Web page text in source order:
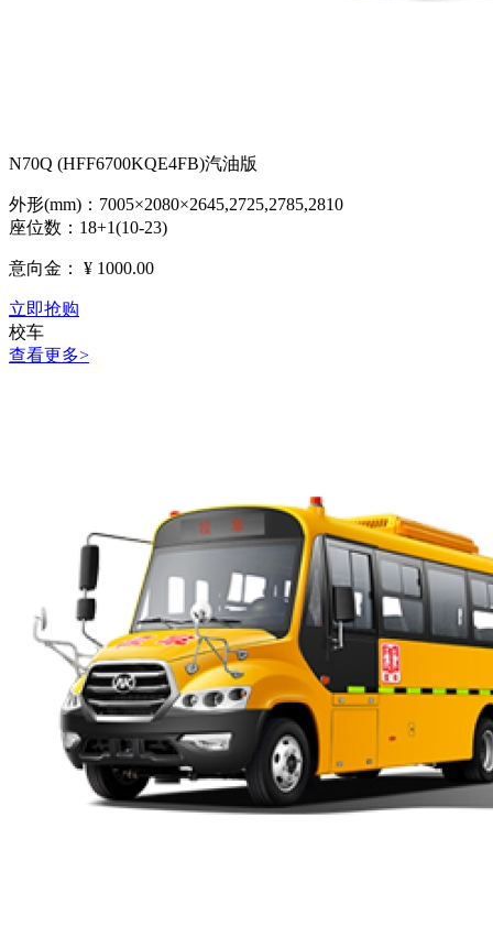
N70Q (HFF6700KQE4FB)汽油版
外形(mm)：7005×2080×2645,2725,2785,2810
座位数：18+1(10-23)
意向金： ¥ 1000.00
立即抢购
校车
查看更多>